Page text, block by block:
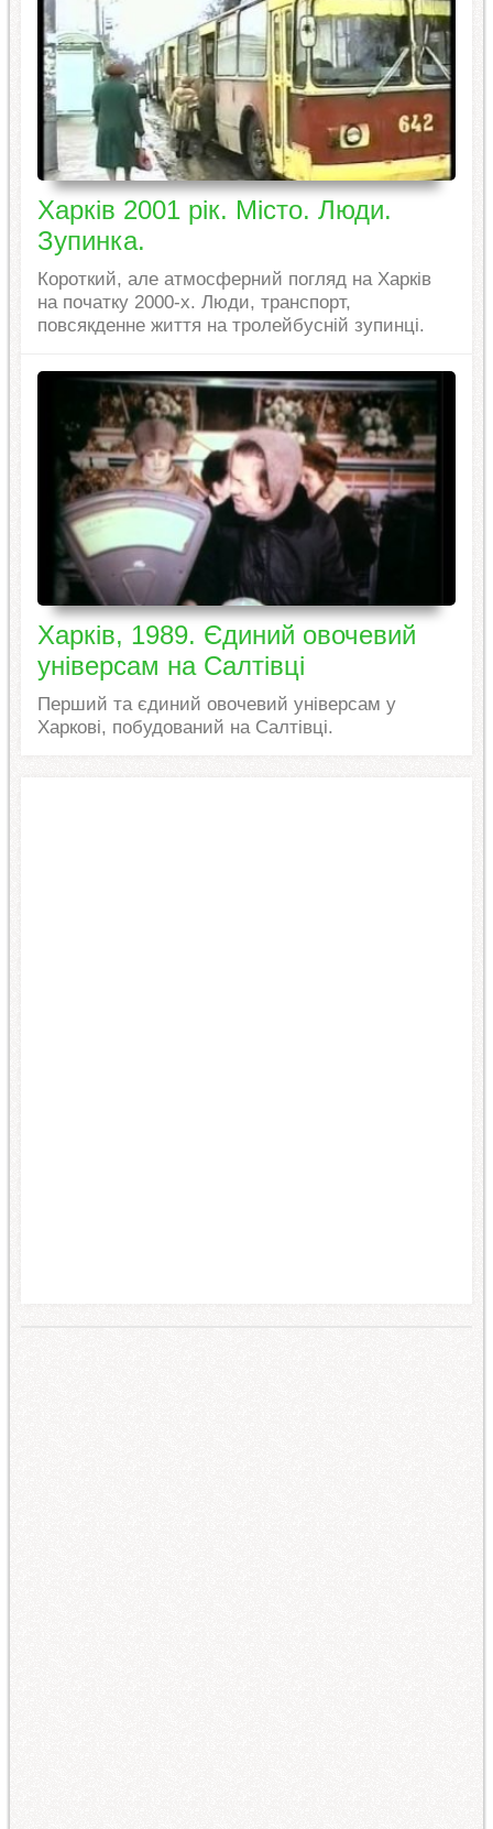
Харків 2001 рік. Місто. Люди.
Зупинка.
Короткий, але атмосферний погляд на Харків
на початку 2000-х. Люди, транспорт,
повсякденне життя на тролейбусній зупинці.
Харків, 1989. Єдиний овочевий
універсам на Салтівці
Перший та єдиний овочевий універсам у
Харкові, побудований на Салтівці.